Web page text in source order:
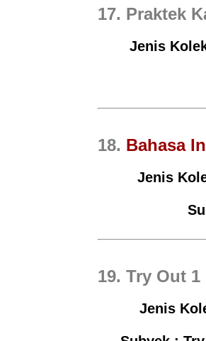
17. Praktek
Jenis
18. Bahasa
Jenis
19. Try Out
Jenis